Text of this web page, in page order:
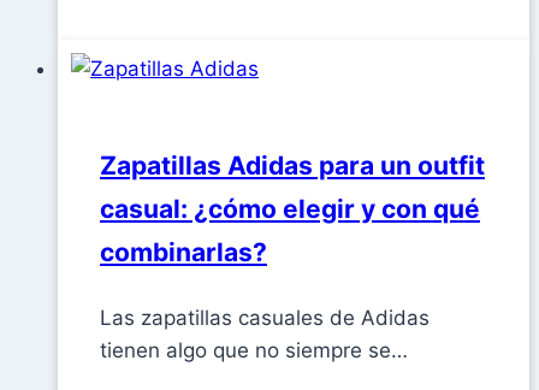
Zapatillas Adidas para un outfit
casual: ¿cómo elegir y con qué
combinarlas?
Las zapatillas casuales de Adidas
tienen algo que no siempre se…